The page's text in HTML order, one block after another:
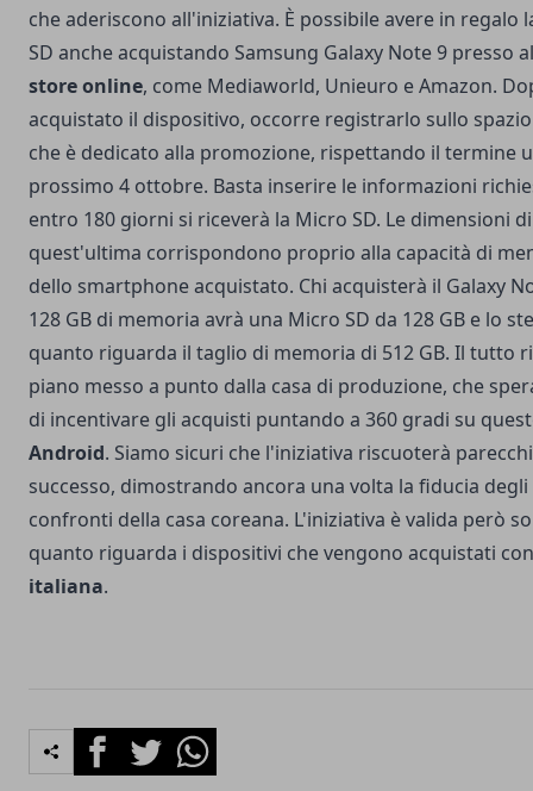
che aderiscono all'iniziativa. È possibile avere in regalo
SD anche acquistando Samsung Galaxy Note 9 presso
store online, come Mediaworld, Unieuro e Amazon.
acquistato il dispositivo, occorre registrarlo sullo
che è dedicato alla promozione, rispettando il termine
prossimo 4 ottobre. Basta inserire le informazioni
entro 180 giorni si riceverà la Micro SD. Le dimensioni di
quest'ultima corrispondono proprio alla capacità di
dello smartphone acquistato. Chi acquisterà il Galaxy
128 GB di memoria avrà una Micro SD da 128 GB e lo
quanto riguarda il taglio di memoria di 512 GB. Il tutto
piano messo a punto dalla casa di produzione, che
di incentivare gli acquisti puntando a 360 gradi su
Android. Siamo sicuri che l'iniziativa riscuoterà
successo, dimostrando ancora una volta la fiducia
confronti della casa coreana. L'iniziativa è valida però
quanto riguarda i dispositivi che vengono acquistati
italiana.
FacebookTwitterWhatsapp